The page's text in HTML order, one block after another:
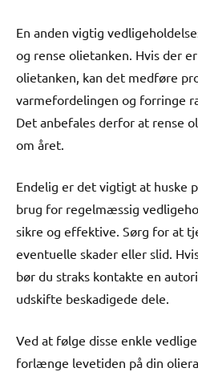
En anden vigtig
og rense olietanken. Hvis der
olietanken, kan det medføre
varmefordelingen og forringe
Det anbefales derfor at rense
om året.
Endelig er det vigtigt at huske
brug for regelmæssig
sikre og effektive. Sørg for at
eventuelle skader eller slid.
bør du straks kontakte en
udskifte beskadigede dele.
Ved at følge disse enkle
forlænge levetiden på din